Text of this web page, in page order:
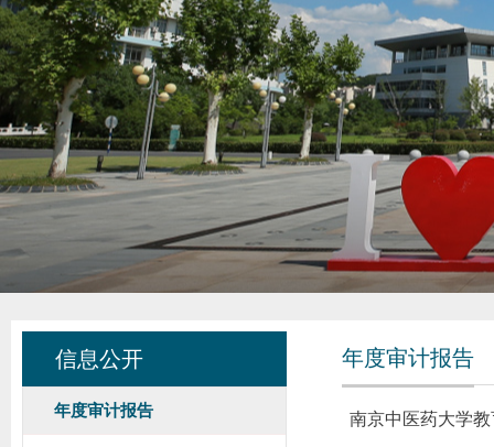
信息公开
年度审计报告
年度审计报告
南京中医药大学